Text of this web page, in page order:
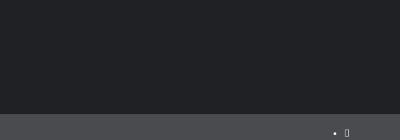
About